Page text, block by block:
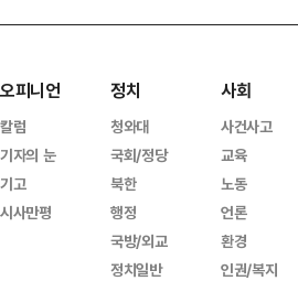
오피니언
칼럼
기자의 눈
기고
시사만평
정치
청와대
국회/정당
북한
행정
국방/외교
정치일반
사회
사건사고
교육
노동
언론
환경
인권/복지